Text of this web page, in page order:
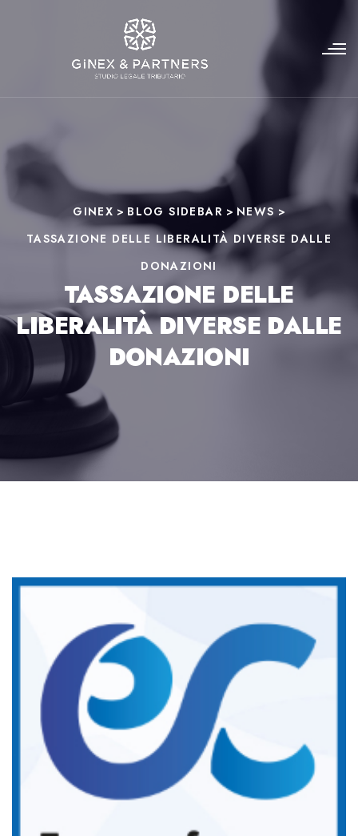
GINEX > BLOG SIDEBAR > NEWS >
TASSAZIONE DELLE LIBERALITÀ DIVERSE DALLE
DONAZIONI
TASSAZIONE DELLE
LIBERALITÀ DIVERSE DALLE
DONAZIONI